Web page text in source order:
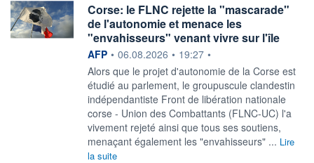
Corse: le FLNC rejette la "mascarade"
de l'autonomie et menace les
"envahisseurs" venant vivre sur l'île
information fournie par
AFP • 06.08.2026 • 19:27 •
Alors que le projet d'autonomie de la Corse est
étudié au parlement, le groupuscule clandestin
indépendantiste Front de libération nationale
corse - Union des Combattants (FLNC-UC) l'a
vivement rejeté ainsi que tous ses soutiens,
menaçant également les "envahisseurs" ... Lire
la suite